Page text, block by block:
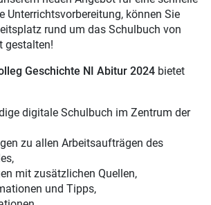
Unterrichtsvorbereitung, können Sie
rund um das Schulbuch von
gestalten!
Geschichte NI Abitur 2024 bietet
digitale Schulbuch im Zentrum der
zu allen Arbeitsaufträgen des
mit zusätzlichen Quellen,
und Tipps,